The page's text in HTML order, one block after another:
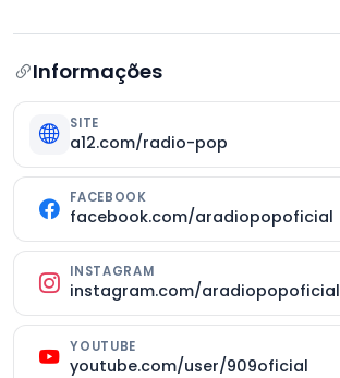
Informações
SITE
a12.com/radio-pop
FACEBOOK
facebook.com/aradiopopoficial
INSTAGRAM
instagram.com/aradiopopoficial
YOUTUBE
youtube.com/user/909oficial